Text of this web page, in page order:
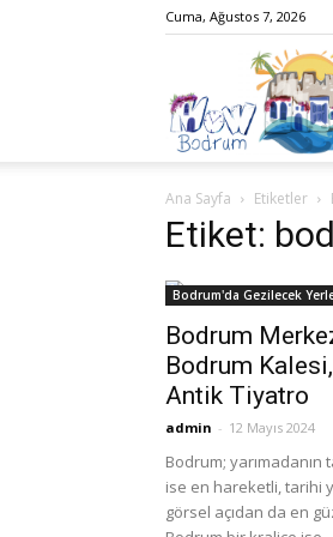
Cuma, Ağustos 7, 2026
Ana Sayfa Etiketler
Etiket:
Bodrum'da Gezilecek
Bodrum
Bodrum
Antik Tiyatro
admin - 12 Mayıs 2024
Bodrum; yarımadanın
ise en hareketli, tarihi
görsel açıdan da en